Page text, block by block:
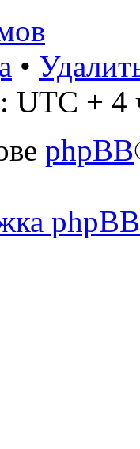
•
UTC + 4
phpBB
phpBB